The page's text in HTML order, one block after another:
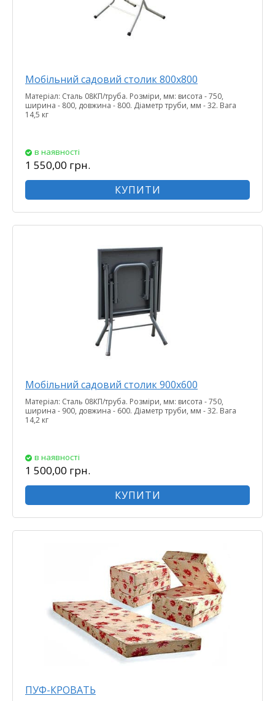
Мобільний садовий столик 800х800
Матеріал: Сталь 08КП/труба. Розміри, мм: висота - 750,
ширина - 800, довжина - 800. Діаметр труби, мм - 32. Вага
14,5 кг
в наявності
1 550,00 грн.
КУПИТИ
Мобільний садовий столик 900х600
Матеріал: Сталь 08КП/труба. Розміри, мм: висота - 750,
ширина - 900, довжина - 600. Діаметр труби, мм - 32. Вага
14,2 кг
в наявності
1 500,00 грн.
КУПИТИ
ПУФ-КРОВАТЬ